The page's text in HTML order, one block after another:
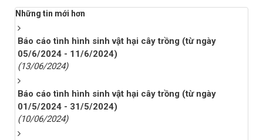
Những tin mới hơn
Báo cáo tình hình sinh vật hại cây trồng (từ ngày
05/6/2024 - 11/6/2024)
(13/06/2024)
Báo cáo tình hình sinh vật hại cây trồng (từ ngày
01/5/2024 - 31/5/2024)
(10/06/2024)